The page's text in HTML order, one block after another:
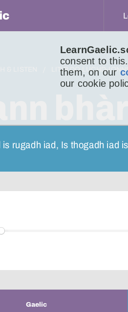
consent to
them, on our
our cookie
LITIR DO LUCHD-
rugadh iad, Is thogadh iad
Gaelic